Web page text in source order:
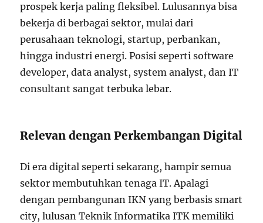
prospek kerja paling fleksibel. Lulusannya bisa
bekerja di berbagai sektor, mulai dari
perusahaan teknologi, startup, perbankan,
hingga industri energi. Posisi seperti software
developer, data analyst, system analyst, dan IT
consultant sangat terbuka lebar.
Relevan dengan Perkembangan Digital
Di era digital seperti sekarang, hampir semua
sektor membutuhkan tenaga IT. Apalagi
dengan pembangunan IKN yang berbasis smart
city, lulusan Teknik Informatika ITK memiliki